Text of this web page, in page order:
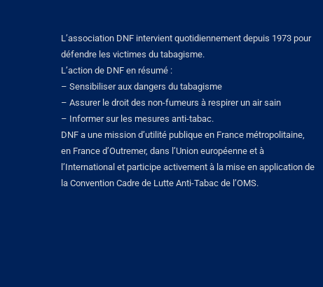
L’association DNF intervient quotidiennement depuis 1973 pour
défendre les victimes du tabagisme.
L’action de DNF en résumé :
– Sensibiliser aux dangers du tabagisme
– Assurer le droit des non-fumeurs à respirer un air sain
– Informer sur les mesures anti-tabac.
DNF a une mission d’utilité publique en France métropolitaine,
en France d’Outremer, dans l’Union européenne et à
l’International et participe activement à la mise en application de
la Convention Cadre de Lutte Anti-Tabac de l’OMS.